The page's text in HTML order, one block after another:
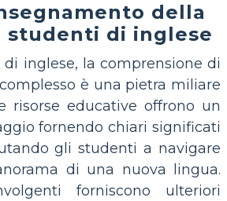
della
studenti di inglese
inglese, la comprensione di
è una pietra miliare
risorse educative offrono un
fornendo chiari significati
gli studenti a navigare
di una nuova lingua.
forniscono ulteriori